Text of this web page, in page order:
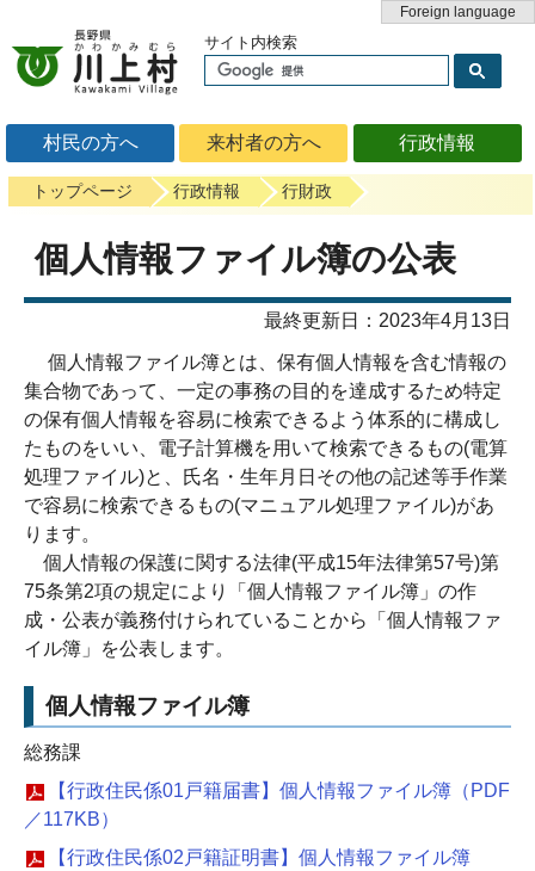
Foreign language
村民の方へ 来村者の方へ 行政情報
サイト内検索
トップページ 行政情報 行財政
個人情報ファイル簿の公表
最終更新日：2023年4月13日
個人情報ファイル簿とは、保有個人情報を含む情報の
集合物であって、一定の事務の目的を達成するため特定
の保有個人情報を容易に検索できるよう体系的に構成し
たものをいい、電子計算機を用いて検索できるもの(電算
処理ファイル)と、氏名・生年月日その他の記述等手作業
で容易に検索できるもの(マニュアル処理ファイル)があ
ります。
個人情報の保護に関する法律(平成15年法律第57号)第
75条第2項の規定により「個人情報ファイル簿」の作
成・公表が義務付けられていることから「個人情報ファ
イル簿」を公表します。
個人情報ファイル簿
総務課
【行政住民係01戸籍届書】個人情報ファイル簿（PDF
／117KB）
【行政住民係02戸籍証明書】個人情報ファイル簿